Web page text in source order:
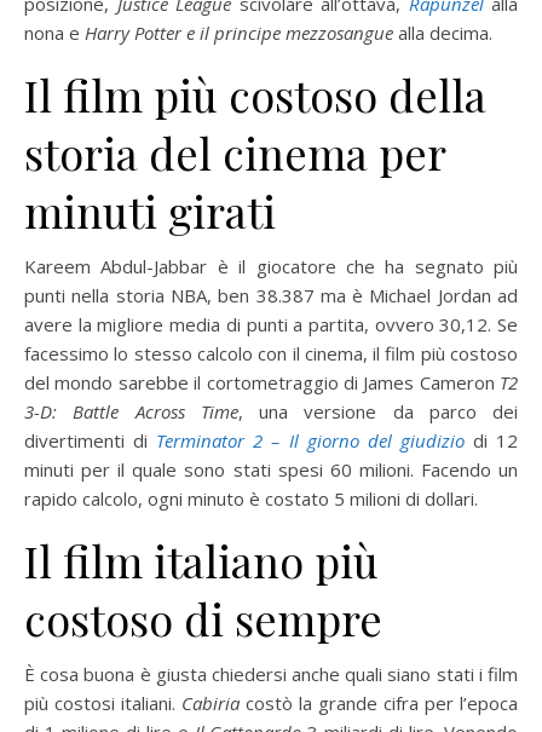
nona e Harry Potter e il principe mezzosangue alla decima.
Il film più costoso della
storia del cinema per
minuti girati
Kareem Abdul-Jabbar è il giocatore che ha segnato più
punti nella storia NBA, ben 38.387 ma è Michael Jordan ad
avere la migliore media di punti a partita, ovvero 30,12. Se
facessimo lo stesso calcolo con il cinema, il film più costoso
del mondo sarebbe il cortometraggio di James Cameron T2
3-D: Battle Across Time, una versione da parco dei
divertimenti di Terminator 2 – Il giorno del giudiziodi 12
minuti per il quale sono stati spesi 60 milioni. Facendo un
rapido calcolo, ogni minuto è costato 5 milioni di dollari.
Il film italiano più
costoso di sempre
È cosa buona è giusta chiedersi anche quali siano stati i film
più costosi italiani. Cabiria costò la grande cifra per l’epoca